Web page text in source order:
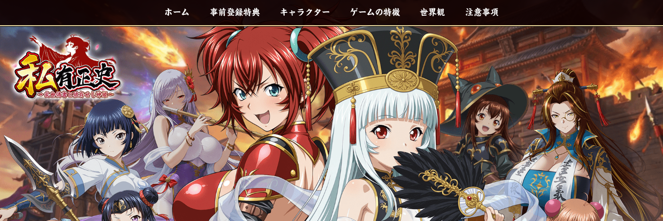
ホーム 事前登録特典 キャラクター ゲームの特徴 世界観 注意事項